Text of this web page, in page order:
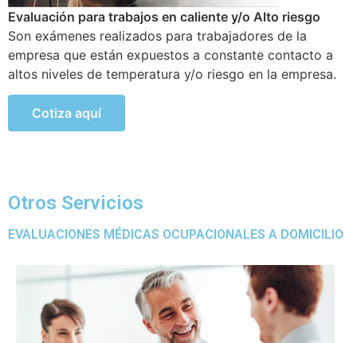
Examen Médico Ocupacional de Reincorporación
Laboral
Este examen se realiza al colaborador que se incorpora
a la organización luego de haber sufrido alguna
incapacidad temporal propia del trabajo.
Cotiza aquí
Otros Servicios
EVALUACIONES MÉDICAS OCUPACIONALES A DOMICILIO